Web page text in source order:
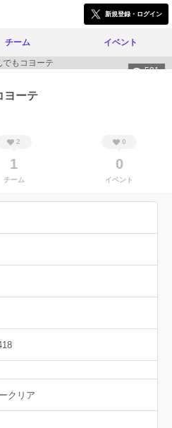
新規登録・ログイン
チーム イベント
591
ヨーテ
2
1
チーム
0
0
イベント
クリア